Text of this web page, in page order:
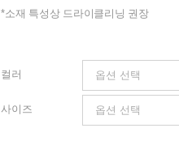
*소재 특성상 드라이클리닝 권장
컬러
사이즈